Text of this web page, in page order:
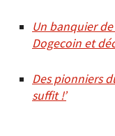
Un banquier
Dogecoin et
Des pionniers
suffit !’